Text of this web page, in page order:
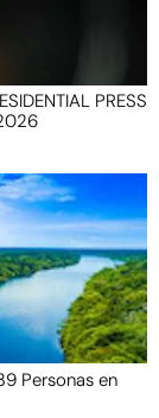
PRESS
Personas en